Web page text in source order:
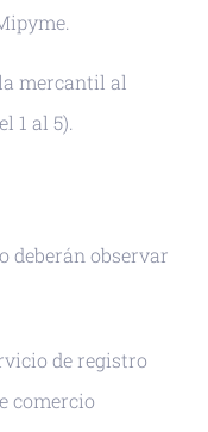
mercantil al
1 al 5).
deberán observar
de registro
comercio